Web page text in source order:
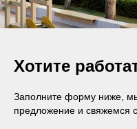
Хотите
Заполните форму ниже,
предложение и свяжемся